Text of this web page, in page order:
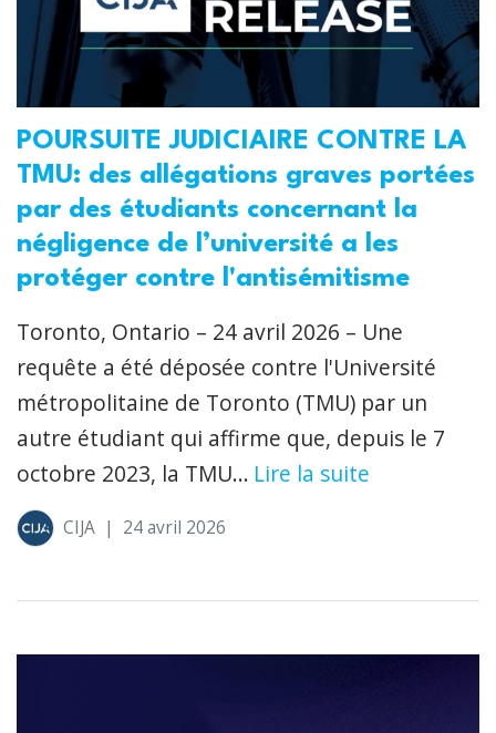
POURSUITE JUDICIAIRE CONTRE LA
TMU: des allégations graves portées
par des étudiants concernant la
négligence de l’université a les
protéger contre l'antisémitisme
Toronto, Ontario – 24 avril 2026 – Une
requête a été déposée contre l'Université
métropolitaine de Toronto (TMU) par un
autre étudiant qui affirme que, depuis le 7
octobre 2023, la TMU... Lire la suite
CIJA | 24 avril 2026